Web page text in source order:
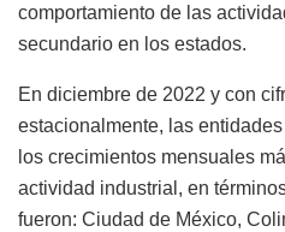
comportamiento de las
secundario en los estados.
En diciembre de 2022 y con
estacionalmente, las
los crecimientos mensuales
actividad industrial, en
fueron: Ciudad de México,